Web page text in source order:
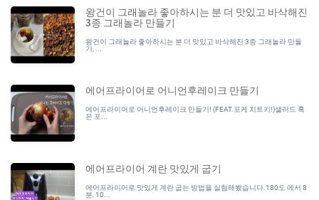
왕건이 그래놀라 좋아하시는 분 더 맛있고 바삭해진
3종 그래놀라 만들기
왕건이 그래놀라 좋아하시는 분 더 맛있고 바삭해진 3종 그래놀라 만들
기, ...
에어프라이어로 어니언후레이크 만들기
에어프라이어로 어니언후레이크 만들기! (FEAT.포케 치트키!)샐러드 혹
은 포...
에어프라이어 계란 맛있게 굽기
에어프라이어로 맛있게 계란 굽는 방법을 실험해봤습니다.180도 에서 8
분, 10...